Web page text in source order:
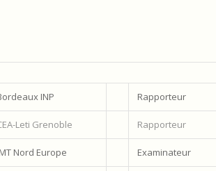
INP Rapporteur
Leti Grenoble Rapporteur
Nord Europe Examinateur